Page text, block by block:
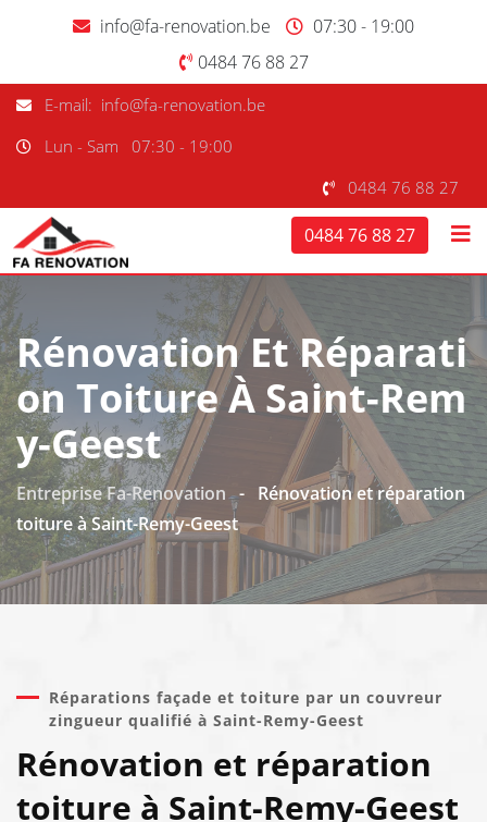
info@fa-renovation.be
07:30 - 19:00
0484 76 88 27
E-mail: info@fa-renovation.be
Lun - Sam 07:30 - 19:00
0484 76 88 27
0484 76 88 27
Rénovation Et Réparati
On Toiture À Saint-Rem
Y-Geest
Entreprise Fa-Renovation - Rénovation et réparation
toiture à Saint-Remy-Geest
Réparations façade et toiture par un couvreur
zingueur qualifié à Saint-Remy-Geest
Rénovation et réparation
toiture à Saint-Remy-Geest